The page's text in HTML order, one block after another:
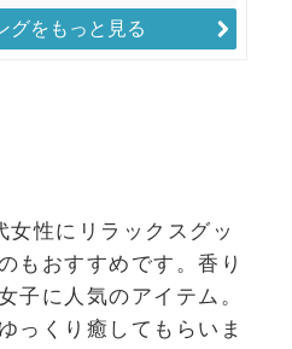
グをもっと見る
性にリラックスグッ
もおすすめです。香り
子に人気のアイテム。
っくり癒してもらいま